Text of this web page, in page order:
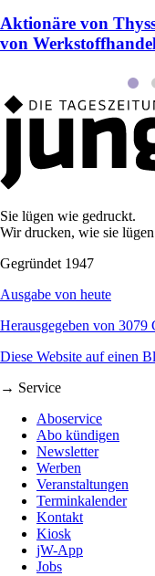
Aktionäre von
von
Sie lügen wie gedruckt.
Wir drucken, wie sie
Gegründet 1947
Ausgabe von heute
Herausgegeben von 3079
Diese Website auf einen
→ Service
Aboservice
Abo kündigen
Newsletter
Werben
Veranstaltungen
Terminkalender
Kontakt
Kiosk
jW-App
Jobs